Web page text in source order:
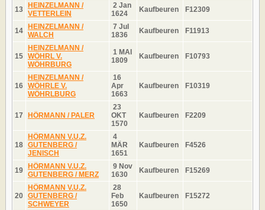
13 HEINZELMANN /
VETTERLEIN
2 Jan
1624
Kaufbeuren F12309
14 HEINZELMANN /
WALCH
7 Jul
1836
Kaufbeuren F11913
15
HEINZELMANN /
WÖHRL V.
WÖHRBURG
1 MAI
1809
Kaufbeuren F10793
16
HEINZELMANN /
WÖHRLE V.
WÖHRLBURG
16
Apr
1663
Kaufbeuren F10319
17 HÖRMANN / PALER
23
OKT
1570
Kaufbeuren F2209
18
HÖRMANN V.U.Z.
GUTENBERG /
JENISCH
4
MÄR
1651
Kaufbeuren F4526
19 HÖRMANN V.U.Z.
GUTENBERG / MERZ
9 Nov
1630
Kaufbeuren F15269
20
HÖRMANN V.U.Z.
GUTENBERG /
SCHWEYER
28
Feb
1650
Kaufbeuren F15272